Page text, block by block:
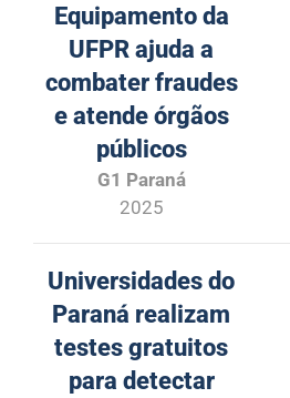
Equipamento da
UFPR ajuda a
combater fraudes
e atende órgãos
públicos
G1 Paraná
2025
Universidades do
Paraná realizam
testes gratuitos
para detectar